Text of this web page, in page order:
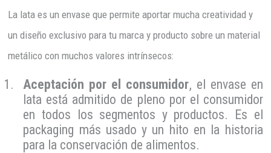
La lata es un envase que permite aportar mucha creatividad y
un diseño exclusivo para tu marca y producto sobre un material
metálico con muchos valores intrínsecos:
Aceptación por el consumidor, el envase en
lata está admitido de pleno por el consumidor
en todos los segmentos y productos. Es el
packaging más usado y un hito en la historia
para la conservación de alimentos.